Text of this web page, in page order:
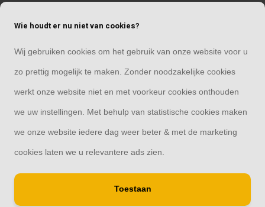
Mijn account
Raamdecoratie33 | Thuis in raamdecoratie
Wie houdt er nu niet van cookies?
Wij gebruiken cookies om het gebruik van onze website voor u
zo prettig mogelijk te maken. Zonder noodzakelijke cookies
werkt onze website niet en met voorkeur cookies onthouden
we uw instellingen. Met behulp van statistische cookies maken
we onze website iedere dag weer beter & met de marketing
cookies laten we u relevantere ads zien.
Toestaan